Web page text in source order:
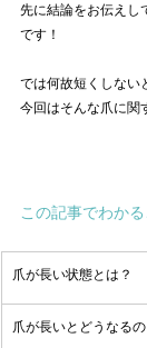
先に結論をお伝えし
です！
では何故短くしない
今回はそんな爪に関
この記事でわかる
爪が長い状態とは？
爪が長いとどうなるの